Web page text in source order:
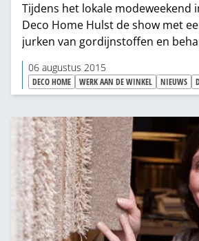
Tijdens het lokale modeweekend
Deco Home Hulst de show met
jurken van gordijnstoffen en
06 augustus 2015
DECO HOME WERK AAN DE WINKEL NIEUWS